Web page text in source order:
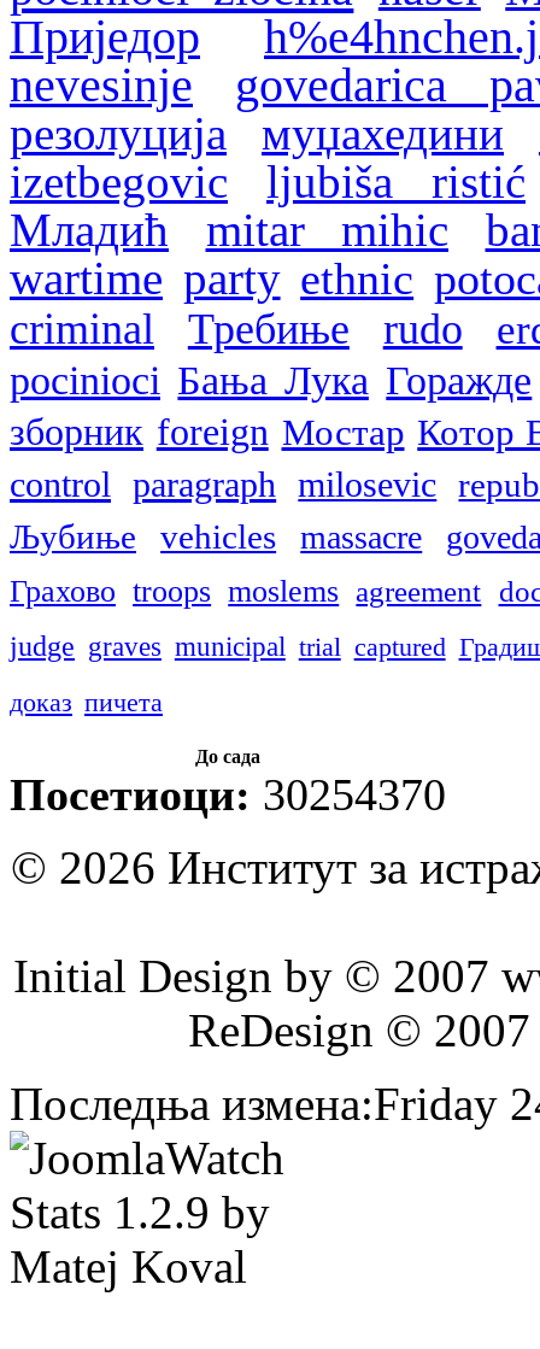
Приједор
nevesinje
govedarica
резолуција
муџахедини
izetbegovic
ljubiša ristić
Младић
mitar mihic
wartime party ethnic
criminal Требиње rudo
pocinioci Бања Лука Горажде
зборник foreign Мостар Котор
control paragraph milosevic
Љубиње
vehicles massacre
Грахово troops moslems agreement
judge graves municipal trial captured
доказ пичета
До сада
Посетиоци: 30254370
© 2026 Институт за
Initial Design by © 2007
ReDesign ©
Последња измена:Friday